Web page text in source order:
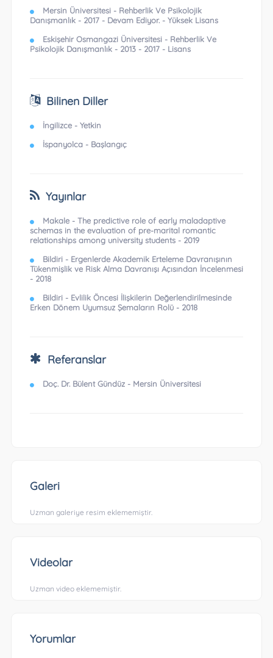
Mersin Üniversitesi - Rehberlik Ve Psikolojik
Danışmanlık - 2017 - Devam Ediyor. - Yüksek Lisans
Eskişehir Osmangazi Üniversitesi - Rehberlik Ve
Psikolojik Danışmanlık - 2013 - 2017 - Lisans
Bilinen Diller
İngilizce - Yetkin
İspanyolca - Başlangıç
Yayınlar
Makale - The predictive role of early maladaptive
schemas in the evaluation of pre-marital romantic
relationships among university students - 2019
Bildiri - Ergenlerde Akademik Erteleme Davranışının
Tükenmişlik ve Risk Alma Davranışı Açısından İncelenmesi
- 2018
Bildiri - Evlilik Öncesi İlişkilerin Değerlendirilmesinde
Erken Dönem Uyumsuz Şemaların Rolü - 2018
Referanslar
Doç. Dr. Bülent Gündüz - Mersin Üniversitesi
Galeri
Uzman galeriye resim eklememiştir.
Videolar
Uzman video eklememiştir.
Yorumlar